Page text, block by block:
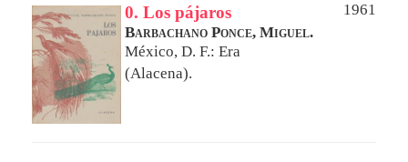
0. Los pájaros
1961
Barbachano Ponce, Miguel.
México, D. F.: Era
(Alacena).